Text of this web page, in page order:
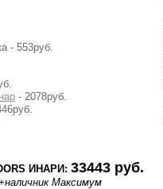
- 553руб.
- 2078руб.
ИНАРИ: 33443 руб.
Максимум